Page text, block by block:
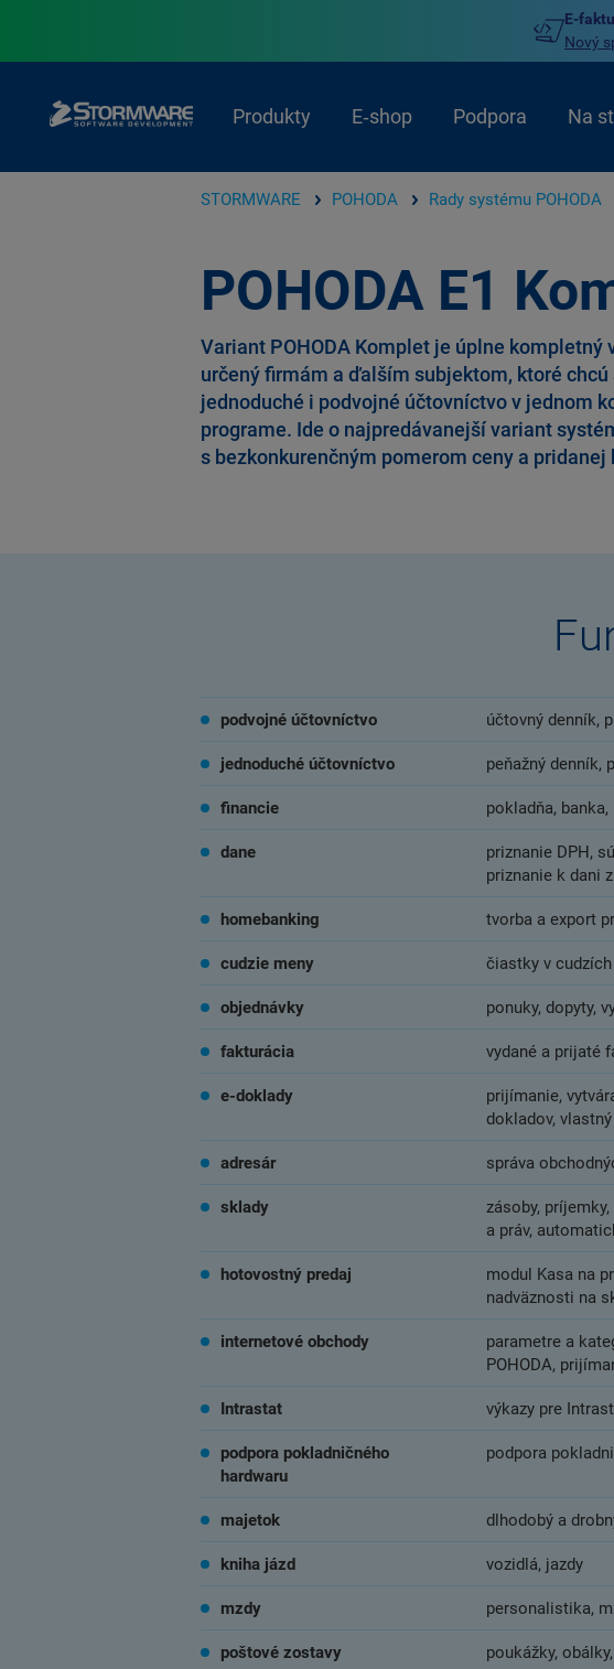
E-
Nový
Produkty E‑shop Podpora Na
STORMWARE POHODA Rady systému POHODA
POHODA E1
Variant POHODA Komplet je úplne kompletný
určený firmám a ďalším subjektom, ktoré
jednoduché i podvojné účtovníctvo v jednom
programe. Ide o najpredávanejší variant
s bezkonkurenčným pomerom ceny a pridanej
podvojné účtovníctvo účtovný denník,
jednoduché účtovníctvo peňažný denník,
financie pokladňa,
dane
priznanie DPH,
priznanie k dani
homebanking tvorba a export
cudzie meny čiastky v
objednávky ponuky, dopyty,
fakturácia vydané a prijaté
e-doklady
prijímanie,
dokladov,
adresár správa
sklady
zásoby,
a práv,
hotovostný predaj
modul Kasa na
nadväznosti na
internetové obchody
parametre a
POHODA,
Intrastat výkazy pre
podpora pokladničného
hardwaru
podpora
majetok dlhodobý a
kniha jázd vozidlá, jazdy
mzdy personalistika,
poštové zostavy poukážky,